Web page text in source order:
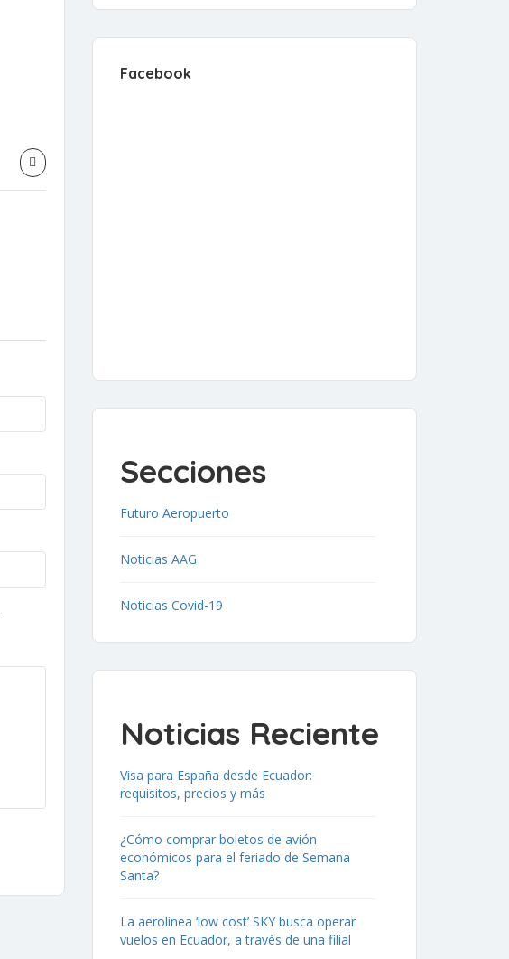
Facebook
Secciones
Futuro Aeropuerto
Noticias AAG
Noticias Covid-19
Noticias Reciente
Visa para España desde Ecuador:
requisitos, precios y más
¿Cómo comprar boletos de avión
económicos para el feriado de Semana
Santa?
La aerolínea ‘low cost’ SKY busca operar
vuelos en Ecuador, a través de una filial